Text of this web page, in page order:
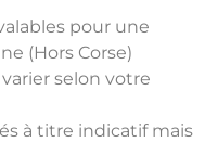
pour une
(Hors Corse)
selon votre
à titre indicatif mais